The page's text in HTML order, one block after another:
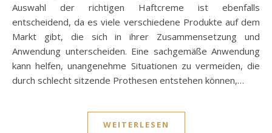
Auswahl der richtigen Haftcreme ist ebenfalls
entscheidend, da es viele verschiedene Produkte auf dem
Markt gibt, die sich in ihrer Zusammensetzung und
Anwendung unterscheiden. Eine sachgemäße Anwendung
kann helfen, unangenehme Situationen zu vermeiden, die
durch schlecht sitzende Prothesen entstehen können,…
WEITERLESEN